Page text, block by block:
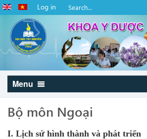
Log in
Menu
Bộ môn Ngoại
I. Lịch sử hình thành và phát triển